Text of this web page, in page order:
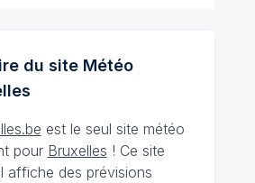
du site Météo
est le seul site météo
pour Bruxelles ! Ce site
affiche des prévisions